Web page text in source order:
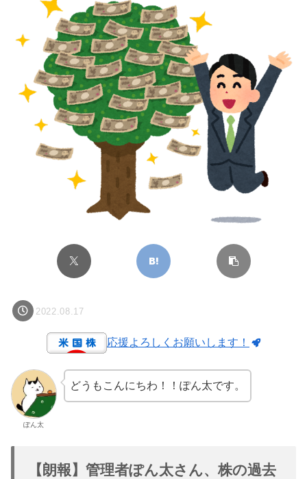
2022.08.17
応援よろしくお願いします！
ぽん太
どうもこんにちわ！！ぽん太です。
【朗報】管理者ぽん太さん、株の過去